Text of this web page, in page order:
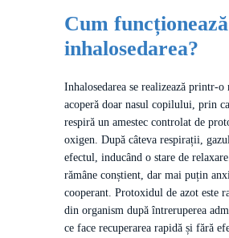
Cum funcționează
inhalosedarea?
Inhalosedarea se realizează printr-o
acoperă doar nasul copilului, prin
respiră un amestec controlat de
oxigen. După câteva respirații,
efectul, inducând o stare de
rămâne conștient, dar mai puțin
cooperant. Protoxidul de azot este
din organism după întreruperea
ce face recuperarea rapidă și fără